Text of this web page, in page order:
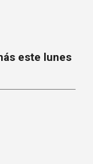
este lunes